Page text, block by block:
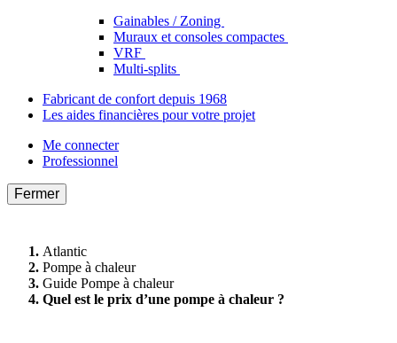
Gainables / Zoning
Muraux et consoles compactes
VRF
Multi-splits
Fabricant de confort depuis 1968
Les aides financières pour votre projet
Me connecter
Professionnel
Fermer
Atlantic
Pompe à chaleur
Guide Pompe à chaleur
Quel est le prix d’une pompe à chaleur ?